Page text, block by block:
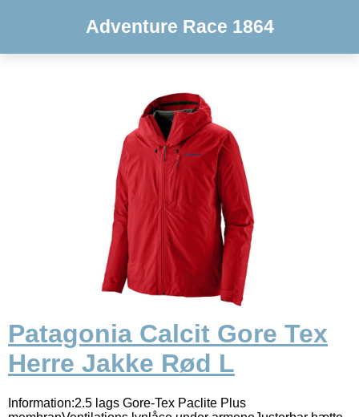
Adventure Race 1864
Patagonia Calcit Gore Tex
Herre Jakke Rød L
Information:2.5 lags Gore-Tex Paclite Plus